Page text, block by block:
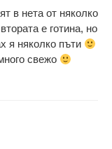
в нета от няколко
е готина, но
я няколко пъти
свежо